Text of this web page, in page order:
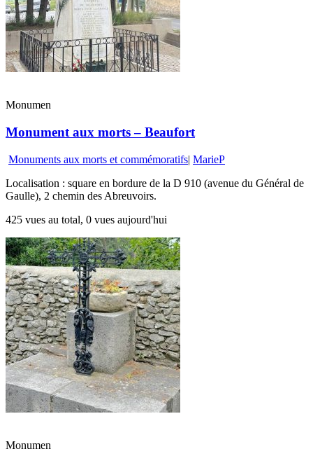
Monumen
Monument aux morts – Beaufort
Monuments aux morts et commémoratifs| MarieP
Localisation : square en bordure de la D 910 (avenue du Général de
Gaulle), 2 chemin des Abreuvoirs.
425 vues au total, 0 vues aujourd'hui
Monumen